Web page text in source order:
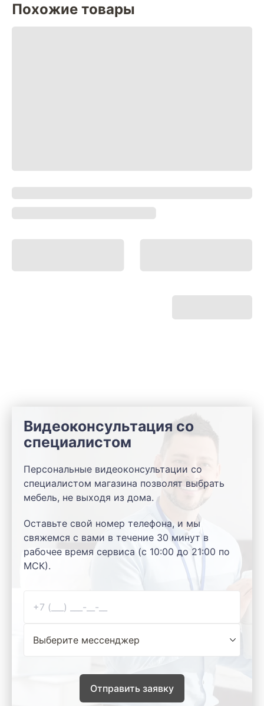
Похожие товары
Видеоконсультация со
специалистом
Персональные видеоконсультации со
специалистом магазина позволят выбрать
мебель, не выходя из дома.
Оставьте свой номер телефона, и мы
свяжемся с вами в течение 30 минут в
рабочее время сервиса (с 10:00 до 21:00 по
МСК).
Отправить заявку